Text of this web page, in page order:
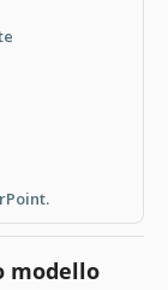
modello